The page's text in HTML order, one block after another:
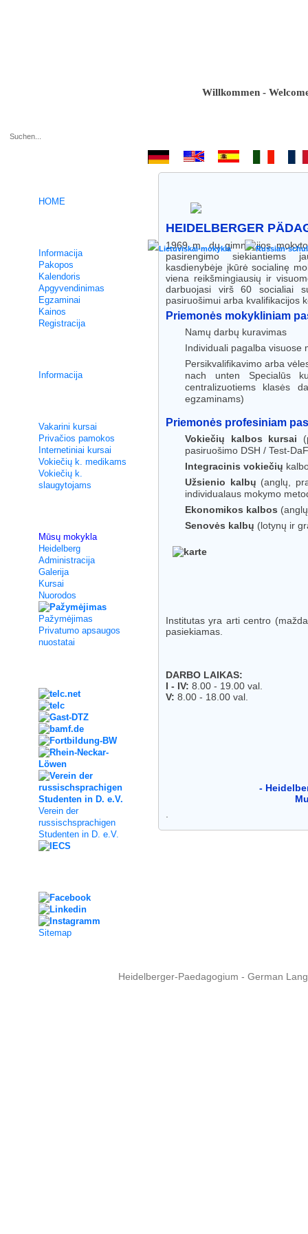
Willkommen - Welcome -
HOME
Informacija
Pakopos
Kalendoris
Apgyvendinimas
Egzaminai
Kainos
Registracija
Informacija
Vakarini kursai
Privačios pamokos
Internetiniai kursai
Vokiečių k. medikams
Vokiečių k.
slaugytojams
Mūsų mokykla
Heidelberg
Administracija
Galerija
Kursai
Nuorodos
Pažymėjimas
Privatumo apsaugos
nuostatai
Verein der
russischsprachigen
Studenten in D. e.V.
Sitemap
HEIDELBERGER
1969 m. du gimnazijos
pasirengimo siekiantiems
kasdienybėje įkūrė socialinę
viena reikšmingiausių ir
darbuojasi virš 60 socialiai
pasiruošimui arba kvalifikacijos
Priemonės mokykliniam
Namų darbų kuravimas
Individuali pagalba visuose
Persikvalifikavimo arba
nach unten Specialūs
centralizuotiems klasės
egzaminams)
Priemonės profesiniam
Vokiečių kalbos kursai
pasiruošimo DSH / Test-
Integracinis vokiečių
Užsienio kalbų (anglų,
individualaus mokymo
Ekonomikos kalbos
Senovės kalbų (lotynų ir
Institutas yra arti centro
pasiekiamas.
DARBO LAIKAS:
I - IV: 8.00 - 19.00 val.
V: 8.00 - 18.00 val.
-
Heidelberger-Paedagogium - German